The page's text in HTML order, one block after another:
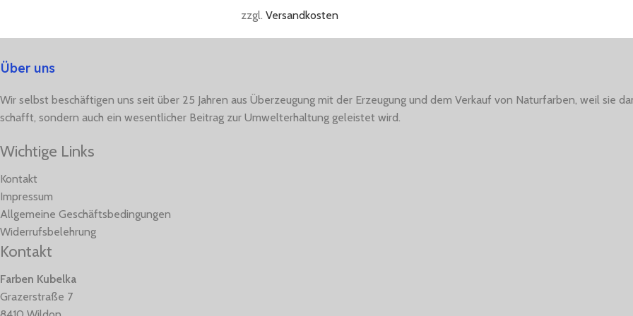
zzgl. Versandkosten
Über uns
Wir selbst beschäftigen uns seit über 25 Jahren aus Überzeugung mit der Erzeugung und dem Verkauf von Naturfarben, weil sie
schafft, sondern auch ein wesentlicher Beitrag zur Umwelterhaltung geleistet wird.
Wichtige Links
Kontakt
Impressum
Allgemeine Geschäftsbedingungen
Widerrufsbelehrung
Kontakt
Farben Kubelka
Grazerstraße 7